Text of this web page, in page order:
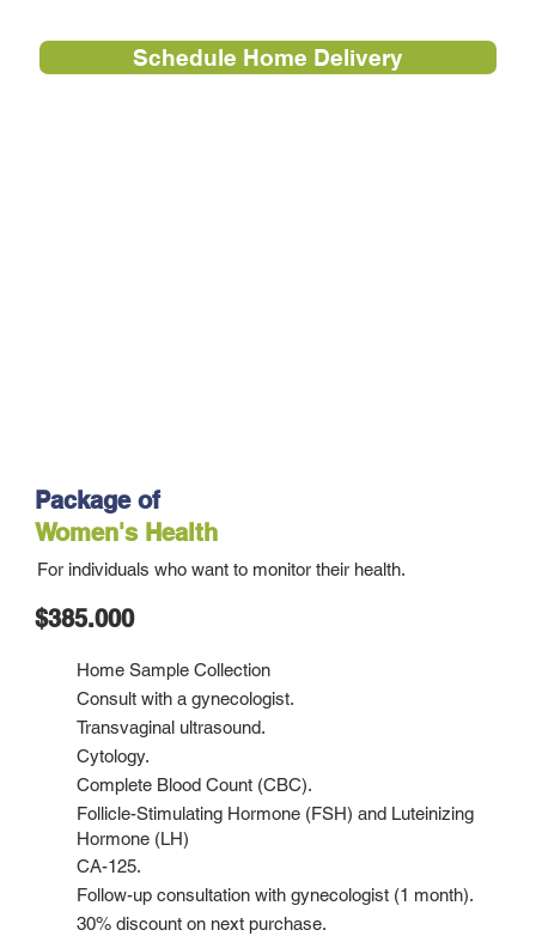
Schedule Home Delivery
Package of
Women's Health
For individuals who want to monitor their health.
$385.000
Home Sample Collection
Consult with a gynecologist.
Transvaginal ultrasound.
Cytology.
Complete Blood Count (CBC).
Follicle-Stimulating Hormone (FSH) and Luteinizing
Hormone (LH)
CA-125.
Follow-up consultation with gynecologist (1 month).
30% discount on next purchase.